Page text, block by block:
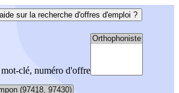
sur la recherche d'offres d'emploi ?
clé, numéro d'offre